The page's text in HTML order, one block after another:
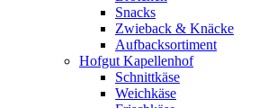
Snacks
Zwieback & Knäcke
Aufbacksortiment
Hofgut Kapellenhof
Schnittkäse
Weichkäse